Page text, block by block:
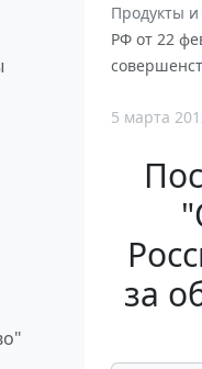
Продукты и
РФ от 22
5 марта
за